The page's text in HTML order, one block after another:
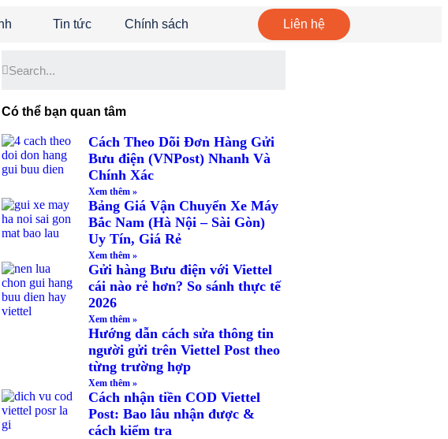
Tin tức Chính sách Liên hệ
Có thể bạn quan tâm
Cách Theo Dõi Đơn Hàng Gửi
Bưu điện (VNPost) Nhanh Và
Chính Xác
Xem thêm »
Bảng Giá Vận Chuyển Xe Máy
Bắc Nam (Hà Nội – Sài Gòn)
Uy Tín, Giá Rẻ
Xem thêm »
Gửi hàng Bưu điện với Viettel
cái nào rẻ hơn? So sánh thực tế
2026
Xem thêm »
Hướng dẫn cách sửa thông tin
người gửi trên Viettel Post theo
từng trường hợp
Xem thêm »
Cách nhận tiền COD Viettel
Post: Bao lâu nhận được &
cách kiểm tra